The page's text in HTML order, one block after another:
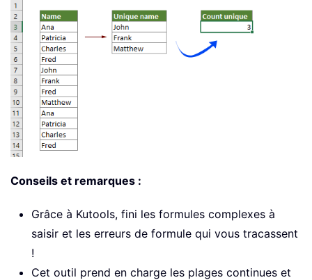
Conseils et remarques :
Grâce à Kutools, fini les formules complexes à
saisir et les erreurs de formule qui vous tracassent
!
Cet outil prend en charge les plages continues et